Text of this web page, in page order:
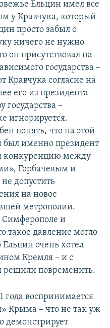
Ельцин имел все
у Кравчука, который
просто забыл о
ничего не нужно
он присутствовал на
государства –
Кравчука согласие на
его из президента
государства –
игнорируется.
понять, что на этой
был именно президент
конкуренцию между
Горбачевым и
допустить
на новое
метрополии.
Симферополе и
давление могло
очень хотел
Кремля – и с
повременить.
года воспринимается
Крыма – что не так уж
демонстрирует